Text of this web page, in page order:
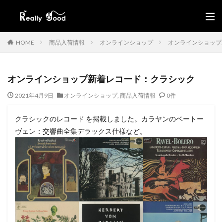
HOME 商品入荷情報 オンラインショップ オンラインショッ
オンラインショップ新着レコード：クラシック
2021年4月9日 オンラインショップ, 商品入荷情報 0件
クラシックのレコード を掲載しました。カラヤンのベートー
ヴェン：交響曲全集デラックス仕様など。